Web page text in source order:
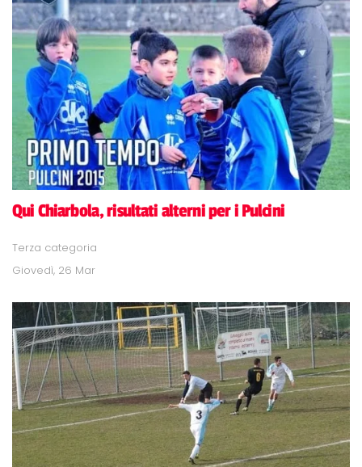
Qui Chiarbola, risultati alterni per i Pulcini
Terza categoria
Giovedì, 26 Mar